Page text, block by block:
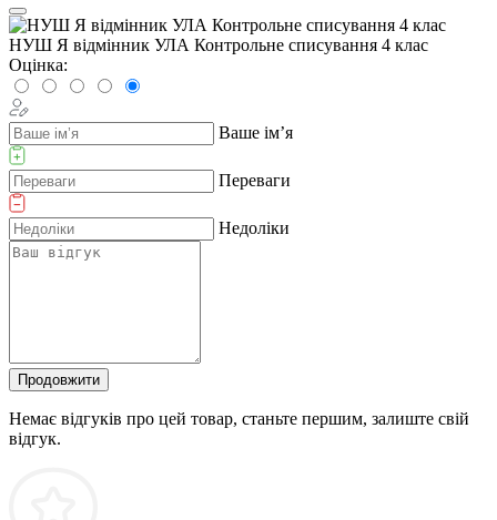
НУШ Я відмінник УЛА Контрольне списування 4 клас
Оцінка:
Ваше ім’я
Переваги
Недоліки
Продовжити
Немає відгуків про цей товар, станьте першим, залиште свій
відгук.